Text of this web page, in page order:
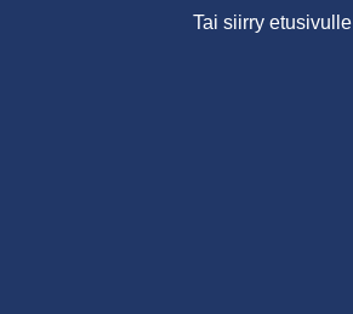
Tai siirry etusivulle